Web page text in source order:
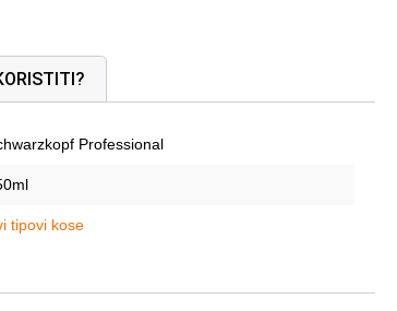
Professional
tipovi kose